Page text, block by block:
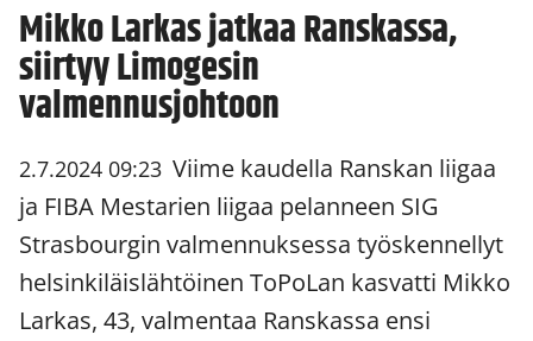
Mikko Larkas jatkaa Ranskassa,
siirtyy Limogesin
valmennusjohtoon
2.7.2024 09:23 Viime kaudella Ranskan liigaa
ja FIBA Mestarien liigaa pelanneen SIG
Strasbourgin valmennuksessa työskennellyt
helsinkiläislähtöinen ToPoLan kasvatti Mikko
Larkas, 43, valmentaa Ranskassa ensi